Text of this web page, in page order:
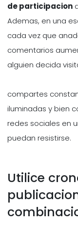
de participacion
Ademas, en una
cada vez que
comentarios
alguien decida
compartes
iluminadas y bien
redes sociales en
puedan resistirse.
Utilice